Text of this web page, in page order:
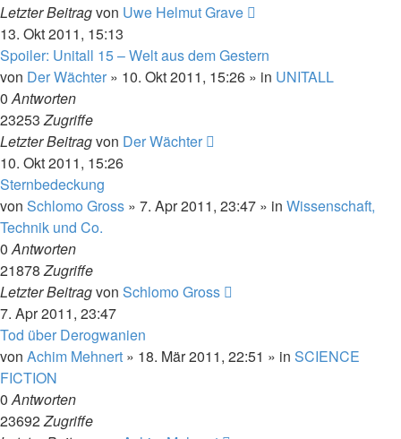
Letzter Beitragvon Uwe Helmut Grave
13. Okt 2011, 15:13
Spoiler: Unitall 15 – Welt aus dem Gestern
von Der Wächter » 10. Okt 2011, 15:26 » in UNITALL
0Antworten
23253Zugriffe
Letzter Beitragvon Der Wächter
10. Okt 2011, 15:26
Sternbedeckung
von Schlomo Gross » 7. Apr 2011, 23:47 » in Wissenschaft,
Technik und Co.
0Antworten
21878Zugriffe
Letzter Beitragvon Schlomo Gross
7. Apr 2011, 23:47
Tod über Derogwanien
von Achim Mehnert » 18. Mär 2011, 22:51 » in SCIENCE
FICTION
0Antworten
23692Zugriffe